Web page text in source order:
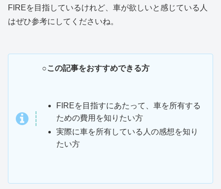
FIREを目指しているけれど、車が欲しいと感じている人
はぜひ参考にしてくださいね。
○この記事をおすすめできる方
FIREを目指すにあたって、車を所有する
ための費用を知りたい方
実際に車を所有している人の感想を知り
たい方